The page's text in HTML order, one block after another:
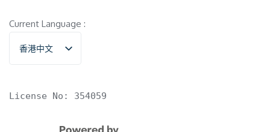
Current Language :
香港中文
English
License No: 354059